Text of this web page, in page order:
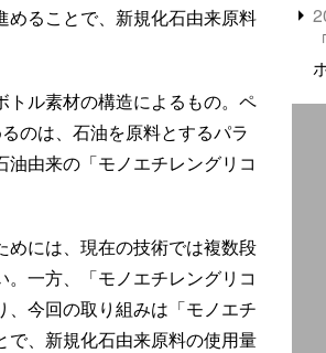
ることで、新規化石由来原料
トル素材の構造によるもの。ペ
のは、石油を原料とするパラ
由来の「モノエチレングリコ
めには、現在の技術では複数段
一方、「モノエチレングリコ
今回の取り組みは「モノエチ
で、新規化石由来原料の使用量